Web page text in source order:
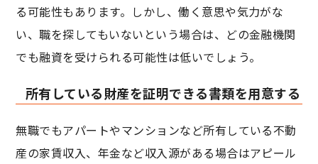
る可能性もあります。しかし、働く意思や気力がな
い、職を探してもいないという場合は、どの金融機関
でも融資を受けられる可能性は低いでしょう。
所有している財産を証明できる書類を用意する
無職でもアパートやマンションなど所有している不動
産の家賃収入、年金など収入源がある場合はアピール